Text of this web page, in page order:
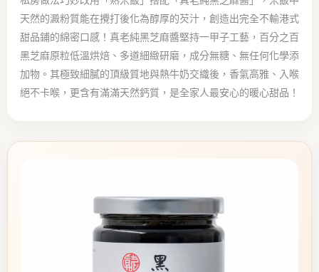
天然的澱粉質能在攪打後化為醇厚的芡汁，創造出完全不輸港式
甜品鋪的綿密口感！真老純黑芝麻醬堅持一甲子工藝，百分之百
黑芝麻原粒低溫烘焙、多道細緻研磨，成分無糖、無任何化學添
加物。其極致細膩的頂級質地與熱牛奶交織後，香氣高雅、入喉
絕不卡喉，更含有滿滿天然鈣質，是全家人最安心的暖心甜品！